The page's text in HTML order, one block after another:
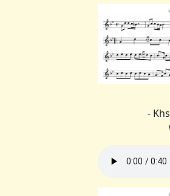
Khsidish un yidish -